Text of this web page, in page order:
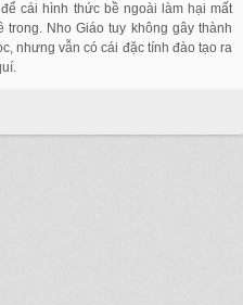
cái hình thức bề ngoài làm hại mất
trong. Nho Giáo tuy không gây thành
nhưng vẫn có cái đặc tính đào tạo ra